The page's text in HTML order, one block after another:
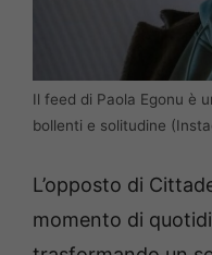
Il feed di Paola Egonu è
bollenti e solitudine
L’opposto di
momento di